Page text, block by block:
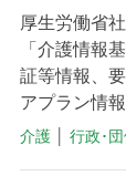
厚生労働省
「介護情報
証等情報、
アプラン情
介護│ 行政･